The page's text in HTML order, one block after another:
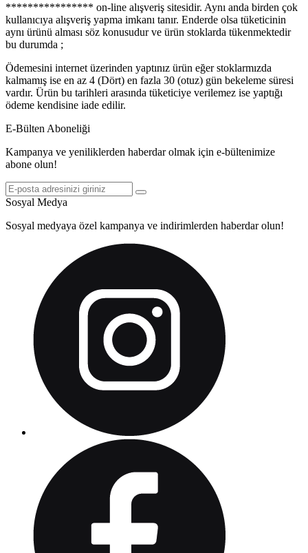
**************** on-line alışveriş sitesidir. Aynı anda birden çok
kullanıcıya alışveriş yapma imkanı tanır. Enderde olsa tüketicinin
aynı ürünü alması söz konusudur ve ürün stoklarda tükenmektedir
bu durumda ;
Ödemesini internet üzerinden yaptınız ürün eğer stoklarmızda
kalmamış ise en az 4 (Dört) en fazla 30 (otuz) gün bekeleme süresi
vardır. Ürün bu tarihleri arasında tüketiciye verilemez ise yaptığı
ödeme kendisine iade edilir.
E-Bülten Aboneliği
Kampanya ve yeniliklerden haberdar olmak için e-bültenimize
abone olun!
Sosyal Medya
Sosyal medyaya özel kampanya ve indirimlerden haberdar olun!